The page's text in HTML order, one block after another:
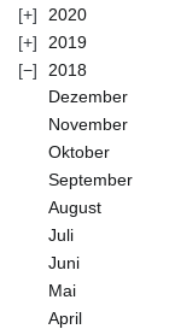
2020
2019
2018
Dezember
November
Oktober
September
August
Juli
Juni
Mai
April